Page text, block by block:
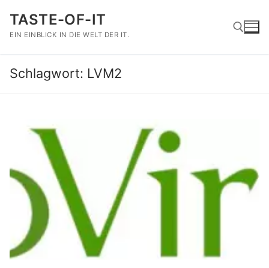
Inhalt
springen
TASTE-OF-IT
EIN EINBLICK IN DIE WELT DER IT.
Schlagwort: LVM2